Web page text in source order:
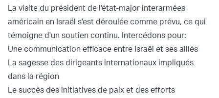
La visite du président de l'état-major interarmées
américain en Israël s'est déroulée comme prévu, ce qui
témoigne d'un soutien continu. Intercédons pour:
Une communication efficace entre Israël et ses alliés
La sagesse des dirigeants internationaux impliqués
dans la région
Le succès des initiatives de paix et des efforts